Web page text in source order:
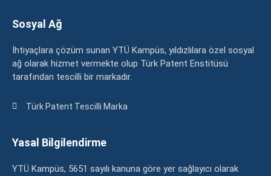
Sosyal Ağ
İhtiyaçlara çözüm sunan YTÜ Kampüs, yıldızlılara özel sosyal
ağ olarak hizmet vermekte olup Türk Patent Enstitüsü
tarafından tescilli bir markadır.
Türk Patent Tescilli Marka
Yasal Bilgilendirme
YTÜ Kampüs, 5651 sayılı kanuna göre yer sağlayıcı olarak